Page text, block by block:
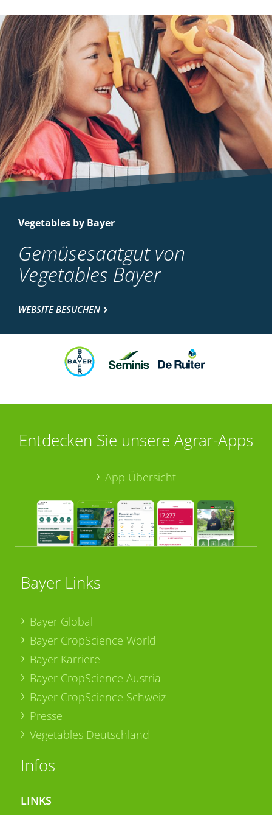
Vegetables by Bayer
Gemüsesaatgut von
Vegetables Bayer
WEBSITE BESUCHEN
Entdecken Sie unsere Agrar-Apps
App Übersicht
Bayer Links
Bayer Global
Bayer CropScience World
Bayer Karriere
Bayer CropScience Austria
Bayer CropScience Schweiz
Presse
Vegetables Deutschland
Infos
LINKS